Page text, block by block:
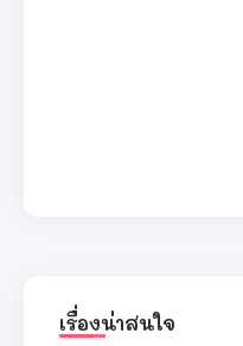
เรื่องน่าสนใจ